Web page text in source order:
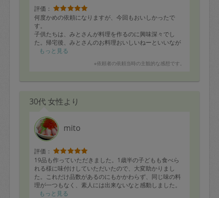
評価：
何度かめの依頼になりますが、今回もおいしかったで
す。
子供たちは、みとさんが料理を作るのに興味深々でし
た。帰宅後、みとさんのお料理おいしいねーといいなが
ら、家族でいただきました。
もっと見る
※依頼者の依頼当時の主観的な感想です。
30代 女性より
mito
評価：
19品も作っていただきました。1歳半の子どもも食べら
れる様に味付けしていただいたので、大変助かりまし
た。これだけ品数があるのにもかかわらず、同じ味の料
理が一つもなく、素人には出来ないなと感動しました。
もっと見る